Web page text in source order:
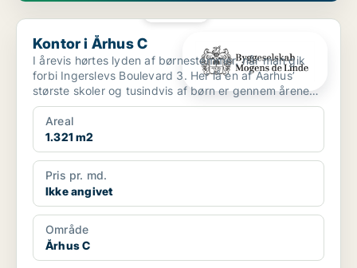
Kontor i Århus C
Kontor i Århus C
I årevis hørtes lyden af børnestemmer, når man gik
forbi Ingerslevs Boulevard 3. Her lå en af Aarhus’
største skoler og tusindvis af børn er gennem årene
gåe...
Areal
1.321 m2
Pris pr. md.
Ikke angivet
Område
Århus C